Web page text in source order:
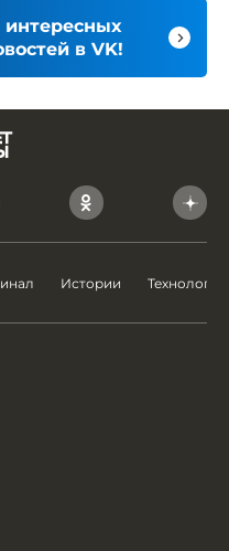
в VK!
Истории Технологии